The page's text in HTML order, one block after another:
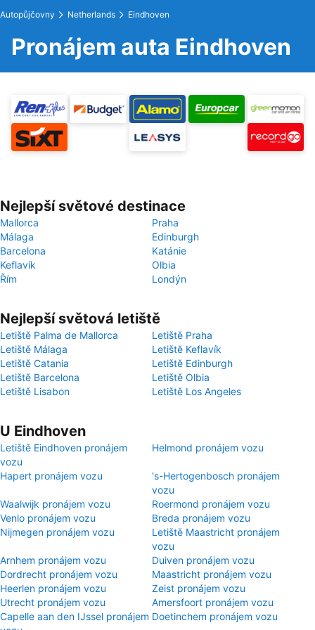
Autopůjčovny Netherlands Eindhoven
Pronájem auta Eindhoven
Nejlepší světové destinace
Mallorca
Praha
Málaga
Edinburgh
Barcelona
Katánie
Keflavík
Olbia
Řím
Londýn
Nejlepší světová letiště
Letiště Palma de Mallorca
Letiště Praha
Letiště Málaga
Letiště Keflavík
Letiště Catania
Letiště Edinburgh
Letiště Barcelona
Letiště Olbia
Letiště Lisabon
Letiště Los Angeles
U Eindhoven
Letiště Eindhoven pronájem
vozu
Helmond pronájem vozu
Hapert pronájem vozu
's-Hertogenbosch pronájem
vozu
Waalwijk pronájem vozu
Roermond pronájem vozu
Venlo pronájem vozu
Breda pronájem vozu
Nijmegen pronájem vozu
Letiště Maastricht pronájem
vozu
Arnhem pronájem vozu
Duiven pronájem vozu
Dordrecht pronájem vozu
Maastricht pronájem vozu
Heerlen pronájem vozu
Zeist pronájem vozu
Utrecht pronájem vozu
Amersfoort pronájem vozu
Capelle aan den IJssel pronájem Doetinchem pronájem vozu